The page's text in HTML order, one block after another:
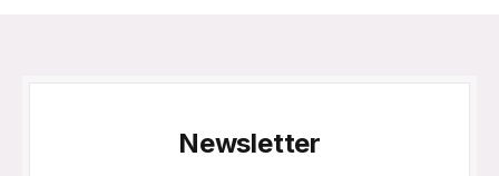
Newsletter